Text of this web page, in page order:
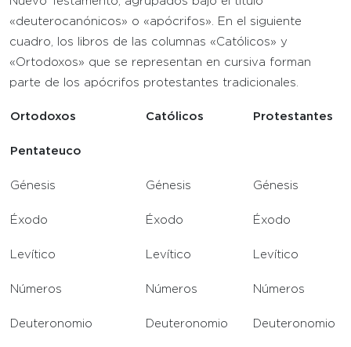
«deuterocanónicos» o «apócrifos». En el siguiente
cuadro, los libros de las columnas «Católicos» y
«Ortodoxos» que se representan en cursiva forman
parte de los apócrifos protestantes tradicionales.
Ortodoxos Católicos Protestantes
Pentateuco
Génesis Génesis Génesis
Éxodo Éxodo Éxodo
Levítico Levítico Levítico
Números Números Números
Deuteronomio Deuteronomio Deuteronomio